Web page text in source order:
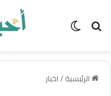
بحث عن الوضع المظلم
الرئيسية/اخبار